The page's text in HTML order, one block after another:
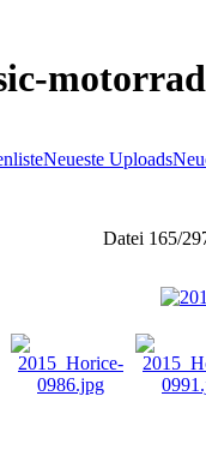
Neueste Uploads
Datei 165/